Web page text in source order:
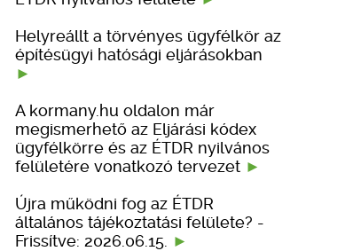
Helyreállt a törvényes ügyfélkör az
építésügyi hatósági eljárásokban
A kormany.hu oldalon már
megismerhető az Eljárási kódex
ügyfélkörre és az ÉTDR nyilvános
felületére vonatkozó tervezet
Újra működni fog az ÉTDR
általános tájékoztatási felülete? -
Frissítve: 2026.06.15.